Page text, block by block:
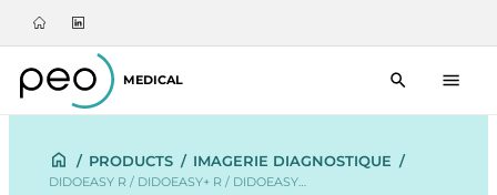
MEDICAL
/ PRODUCTS / IMAGERIE DIAGNOSTIQUE /
DIDOEASY R / DIDOEASY+ R / DIDOEASY…